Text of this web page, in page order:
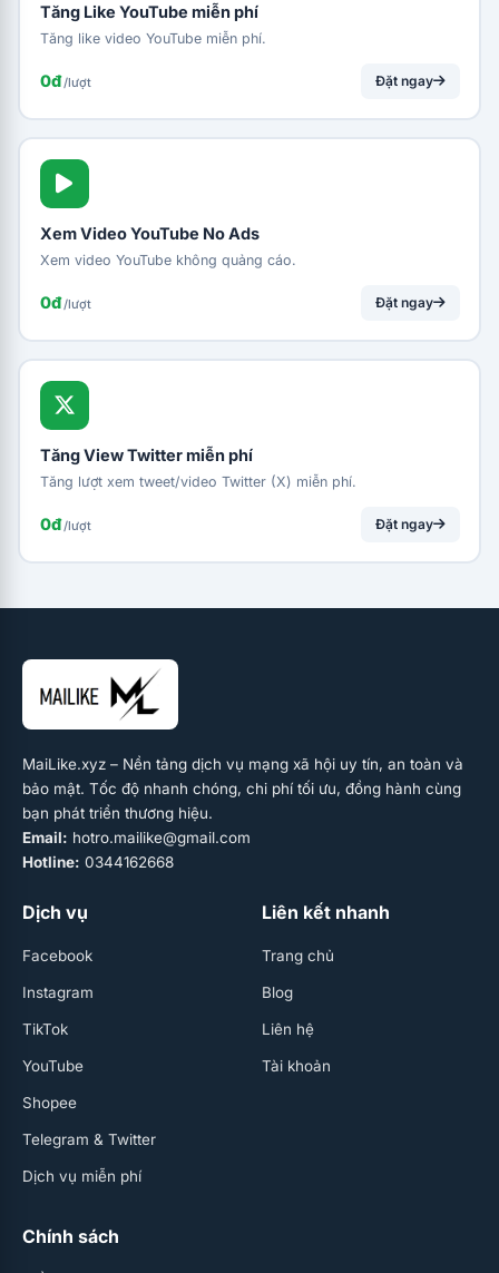
Tăng Like YouTube miễn phí
Tăng like video YouTube miễn phí.
0đ/lượt Đặt ngay
Xem Video YouTube No Ads
Xem video YouTube không quảng cáo.
0đ/lượt Đặt ngay
Tăng View Twitter miễn phí
Tăng lượt xem tweet/video Twitter (X) miễn phí.
0đ/lượt Đặt ngay
MaiLike.xyz – Nền tảng dịch vụ mạng xã hội uy tín, an toàn và
bảo mật. Tốc độ nhanh chóng, chi phí tối ưu, đồng hành cùng
bạn phát triển thương hiệu.
Email: hotro.mailike@gmail.com
Hotline: 0344162668
Dịch vụ
Facebook
Instagram
TikTok
YouTube
Shopee
Telegram & Twitter
Dịch vụ miễn phí
Liên kết nhanh
Trang chủ
Blog
Liên hệ
Tài khoản
Chính sách